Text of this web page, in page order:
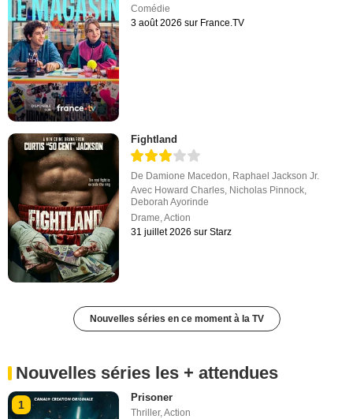
Comédie
3 août 2026 sur France.TV
Fightland
De Damione Macedon, Raphael Jackson Jr.
Avec Howard Charles, Nicholas Pinnock,
Deborah Ayorinde
Drame,Action
31 juillet 2026 sur Starz
Nouvelles séries en ce moment à la TV
Nouvelles séries les + attendues
1
Prisoner
Thriller,Action